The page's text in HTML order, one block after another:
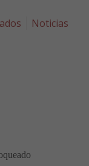
Noticias